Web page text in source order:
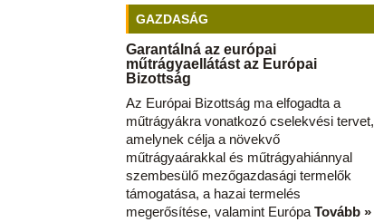
GAZDASÁG
Garantálná az európai
műtrágyaellátást az Európai
Bizottság
Az Európai Bizottság ma elfogadta a
műtrágyákra vonatkozó cselekvési tervet,
amelynek célja a növekvő
műtrágyaárakkal és műtrágyahiánnyal
szembesülő mezőgazdasági termelők
támogatása, a hazai termelés
megerősítése, valamint Európa Tovább »